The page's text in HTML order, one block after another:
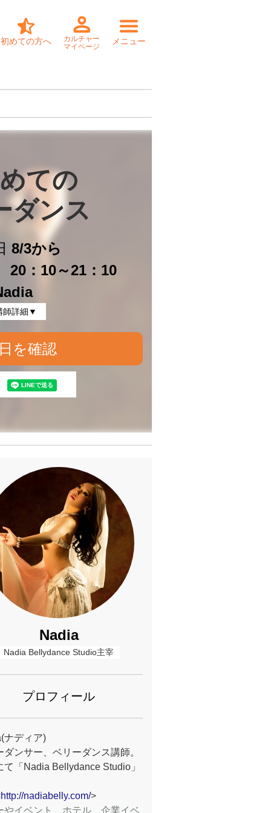
初めての方へ
カルチャー
マイページ
メニュー
ての
ダンス
8/3から
：10～21：10
師詳細▼
を確認
Nadia
Nadia Bellydance Studio主宰
プロフィール
ナディア)
ダンサー、ベリーダンス講師。
て「Nadia Bellydance Studio」
http://nadiabelly.com/>
やイベント、ホテル、企業イベ